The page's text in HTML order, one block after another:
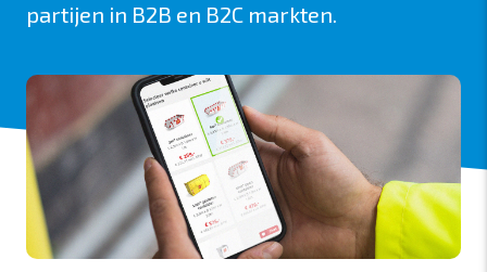
partijen in B2B en B2C markten.